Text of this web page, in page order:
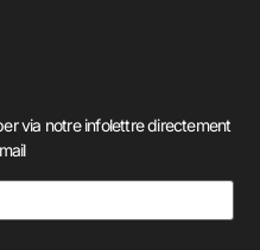
via notre infolettre directement